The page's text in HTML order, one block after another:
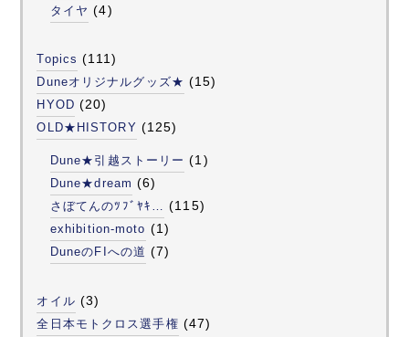
タイヤ (4)
Topics (111)
Duneオリジナルグッズ★ (15)
HYOD (20)
OLD★HISTORY (125)
Dune★引越ストーリー (1)
Dune★dream (6)
さぼてんのﾂﾌﾞﾔｷ… (115)
exhibition-moto (1)
DuneのFIへの道 (7)
オイル (3)
全日本モトクロス選手権 (47)